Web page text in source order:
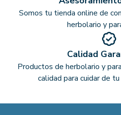
Somos tu tienda online de
herbolario y
Calidad
Productos de herbolario y
calidad para cuidar de